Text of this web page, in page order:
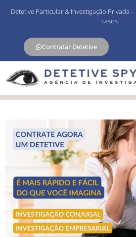
Detetive Particular & Investigação Privada –
casos.
Contratar Detetive